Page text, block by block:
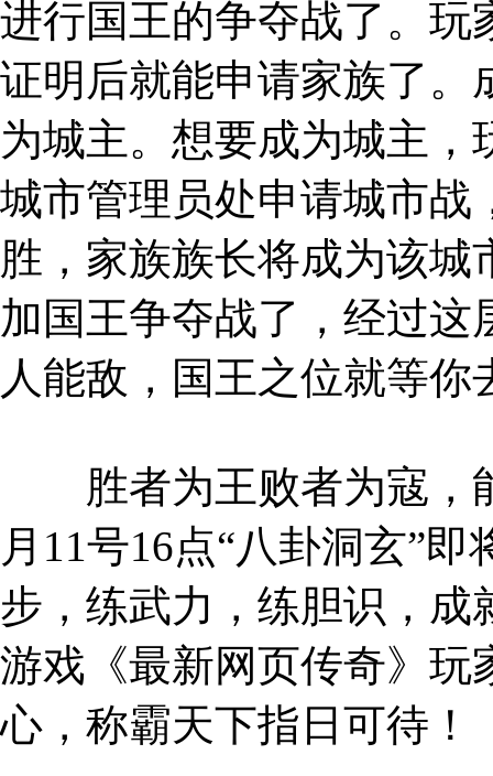
进行国王的争夺战了。玩
证明后就能申请家族了。
为城主。想要成为城主
城市管理员处申请城市战
胜，家族族长将成为该
加国王争夺战了，经过
人能敌，国王之位就等你
胜者为王败者为寇，
月11号16点“八卦洞玄”
步，练武力，练胆识，成
游戏《最新网页传奇》玩
心，称霸天下指日可待！